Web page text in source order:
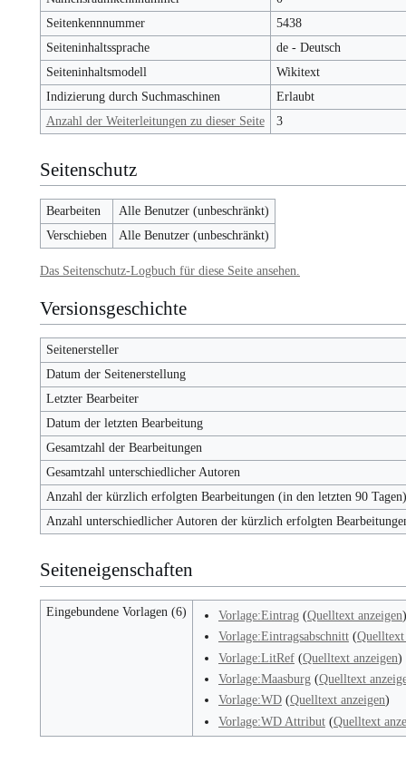
Seitenkennnummer
5438
Seiteninhaltssprache
de - Deutsch
Seiteninhaltsmodell
Wikitext
Indizierung durch Suchmaschinen
Erlaubt
Anzahl der Weiterleitungen zu dieser Seite
3
Seitenschutz
Bearbeiten
Alle Benutzer (unbeschränkt)
Verschieben
Alle Benutzer (unbeschränkt)
Das Seitenschutz-Logbuch für diese Seite ansehen.
Versionsgeschichte
Seitenersteller
Datum der Seitenerstellung
Letzter Bearbeiter
Datum der letzten Bearbeitung
Gesamtzahl der Bearbeitungen
Gesamtzahl unterschiedlicher Autoren
Anzahl der kürzlich erfolgten Bearbeitungen (in den letzten 90 Tagen)
Anzahl unterschiedlicher Autoren der kürzlich erfolgten
Seiteneigenschaften
Eingebundene Vorlagen (6) Vorlage:Eintrag(Quelltext anzeigen)
Vorlage:Eintragsabschnitt(Quelltext
Vorlage:LitRef(Quelltext anzeigen)
Vorlage:Maasburg(Quelltext
Vorlage:WD(Quelltext anzeigen)
Vorlage:WD Attribut(Quelltext